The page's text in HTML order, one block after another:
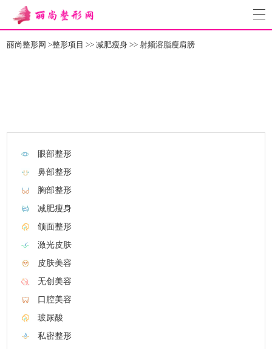
丽尚整形网 >整形项目 >>减肥瘦身 >>射频溶脂瘦肩膀
眼部整形
鼻部整形
胸部整形
减肥瘦身
颌面整形
激光皮肤
皮肤美容
无创美容
口腔美容
玻尿酸
私密整形